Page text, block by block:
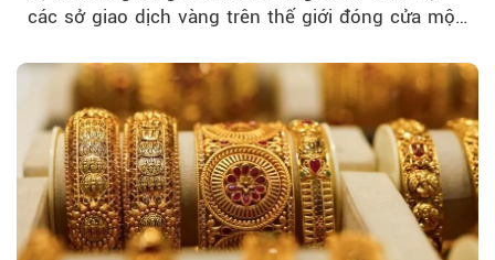
các sở giao dịch vàng trên thế giới đóng cửa một